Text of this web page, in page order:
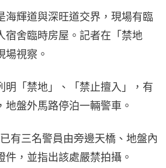
海輝道與深旺道交界，現場有臨
宿舍臨時房屋。記者在「禁地
場視察。
明「禁地」、「禁止擅入」，有
地盤外馬路停泊一輛警車。
有三名警員由旁邊天橋、地盤內
件，並指出該處嚴禁拍攝。